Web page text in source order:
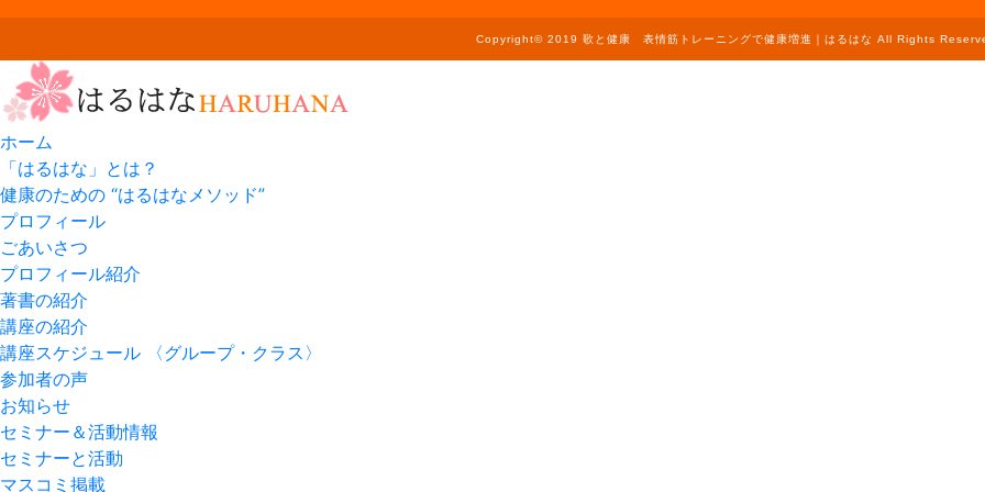
Copyright© 2019 歌と健康 表情筋トレーニングで健康増進｜はるはな All Rights
ホーム
「はるはな」とは？
健康のための “はるはなメソッド”
プロフィール
ごあいさつ
プロフィール紹介
著書の紹介
講座の紹介
講座スケジュール 〈グループ・クラス〉
参加者の声
お知らせ
セミナー＆活動情報
セミナーと活動
マスコミ掲載